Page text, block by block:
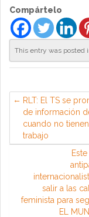
Compártelo
This entry was posted
RLT: El TS se
de información
cuando no
trabajo
salir a las
feminista para
EL